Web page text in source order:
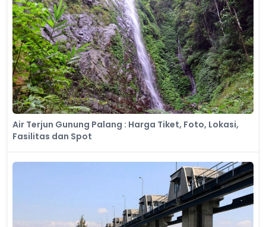
Air Terjun Gunung Palang : Harga Tiket, Foto, Lokasi,
Fasilitas dan Spot